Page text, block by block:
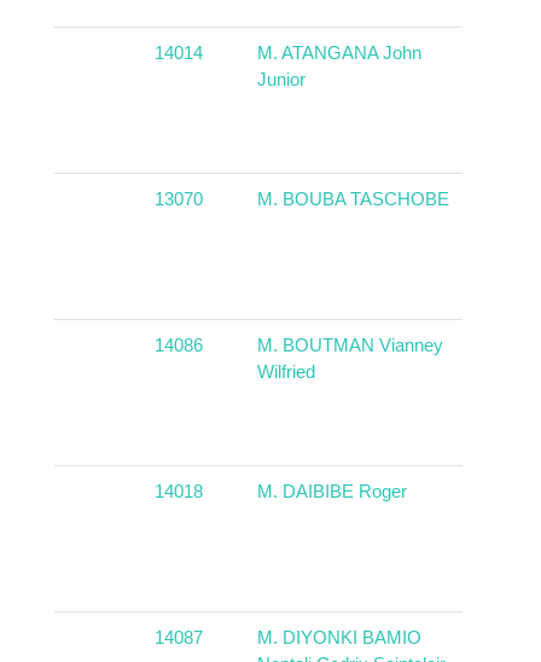
14014
M. ATANGANA John
Junior
13070 M. BOUBA TASCHOBE
14086
M. BOUTMAN Vianney
Wilfried
14018 M. DAIBIBE Roger
14087
M. DIYONKI BAMIO